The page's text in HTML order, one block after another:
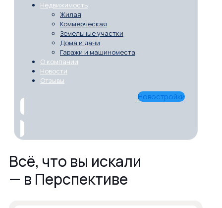
Недвижимость
Жилая
Коммерческая
Земельные участки
Дома и дачи
Гаражи и машиноместа
О компании
Новости
Отзывы
Новостройки
Всё, что вы искали
— в Перспективе